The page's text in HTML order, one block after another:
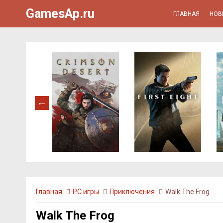
GamesAp.ru ГЛАВНАЯ
Главная PC игры Приключения Walk The Frog
Walk The Frog